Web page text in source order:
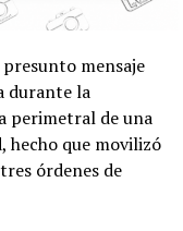
mensaje
durante la
perimetral de una
hecho que movilizó
órdenes de